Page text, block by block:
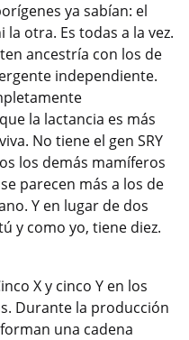
ya sabían: el
otra. Es todas a la vez.
ancestría con los de
independiente.
la lactancia es más
No tiene el gen SRY
los demás mamíferos
parecen más a los de
Y en lugar de dos
y como yo, tiene diez.
X y cinco Y en los
Durante la producción
una cadena